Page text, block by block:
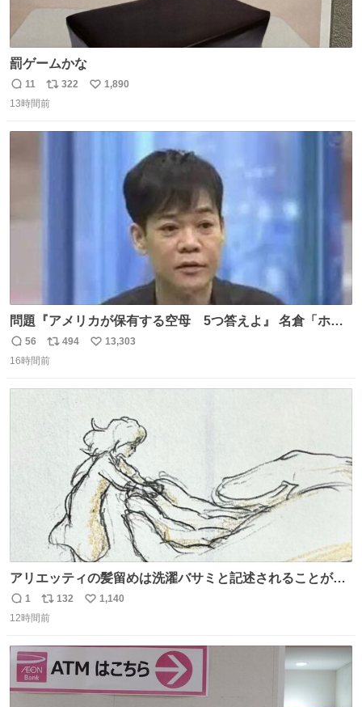
罰ゲームかな
返
信
11
リ
ポ
322
い
1,890
13時間前
問題『アメリカが保有する空母 5つ答えよ』 名倉「ホン
マごめん、日本」
返
信
56
リ
ポ
494
い
13,303
16時間前
アリエッティの髪留めは洗濯バサミと記述されることが多
いですが、もっと小さいプラスチックのクリップです。 バ
ネは使いやすいように強度を調整してあるはず。
返
信
1
リ
ポ
ト
数
132
い
1,140
12時間前